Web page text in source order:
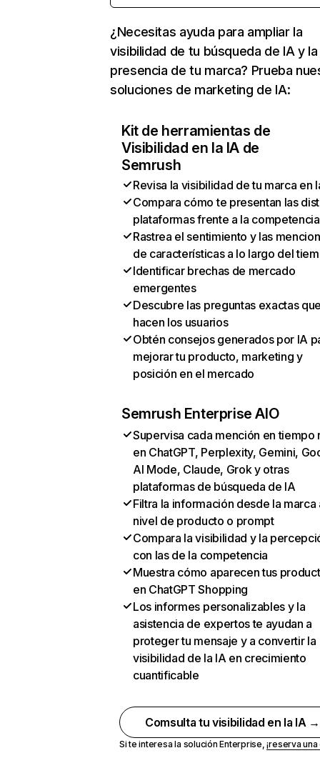
¿Necesitas ayuda para ampliar la
visibilidad de tu búsqueda de IA y la
presencia de tu marca? Prueba
soluciones de marketing de IA:
Kit de herramientas de
Visibilidad en la IA de
Semrush
Revisa la visibilidad de tu marca en
Compara cómo te presentan las
plataformas frente a la competencia
Rastrea el sentimiento y las
de características a lo largo del
Identificar brechas de mercado
emergentes
Descubre las preguntas exactas
hacen los usuarios
Obtén consejos generados por IA
mejorar tu producto, marketing y
posición en el mercado
Semrush Enterprise AIO
Supervisa cada mención en tiempo
en ChatGPT, Perplexity, Gemini,
AI Mode, Claude, Grok y otras
plataformas de búsqueda de IA
Filtra la información desde la marca
nivel de producto o prompt
Compara la visibilidad y la
con las de la competencia
Muestra cómo aparecen tus
en ChatGPT Shopping
Los informes personalizables y la
asistencia de expertos te ayudan a
proteger tu mensaje y a convertir la
visibilidad de la IA en crecimiento
cuantificable
Comsulta tu visibilidad en la IA →
Si te interesa la solución Enterprise,¡reserva